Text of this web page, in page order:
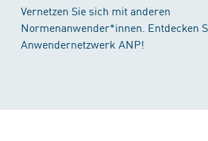
Vernetzen Sie sich mit anderen
Normenanwender*innen. Entdecken
Anwendernetzwerk ANP!